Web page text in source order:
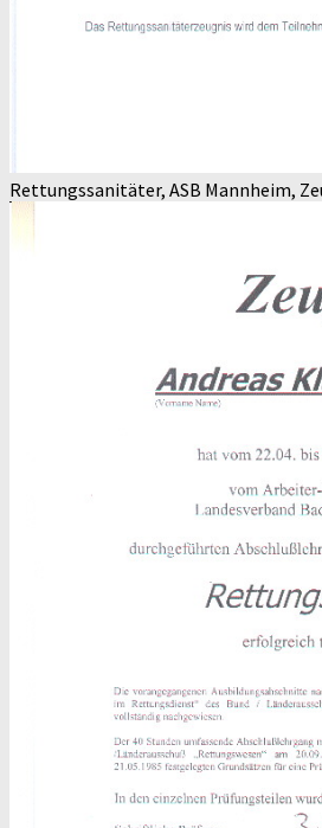
Rettungssanitäter, ASB Mannheim,